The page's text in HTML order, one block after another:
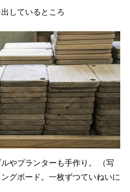
しているところ
やプランターも手作り。 （写
グボード。一枚ずつていねいに